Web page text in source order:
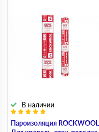
Пароизоляция ROCKWOOL
В наличии